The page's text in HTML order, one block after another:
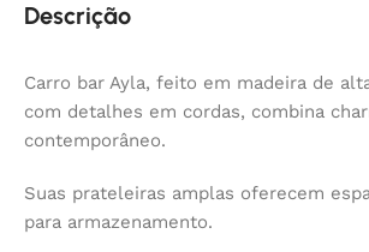
Descrição
Carro bar Ayla, feito em madeira de
com detalhes em cordas, combina
contemporâneo.
Suas prateleiras amplas oferecem
para armazenamento.